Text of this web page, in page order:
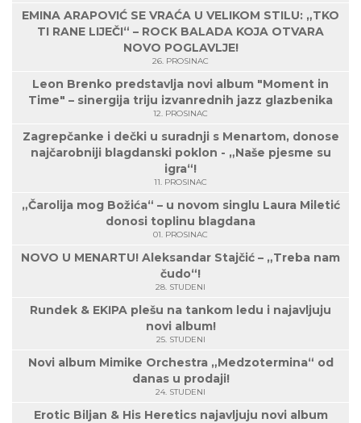
EMINA ARAPOVIĆ SE VRAĆA U VELIKOM STILU: „TKO
TI RANE LIJEČI“ – ROCK BALADA KOJA OTVARA
NOVO POGLAVLJE!
26. PROSINAC
Leon Brenko predstavlja novi album "Moment in
Time" – sinergija triju izvanrednih jazz glazbenika
12. PROSINAC
Zagrepčanke i dečki u suradnji s Menartom, donose
najčarobniji blagdanski poklon - „Naše pjesme su
igra“!
11. PROSINAC
„Čarolija mog Božića“ – u novom singlu Laura Miletić
donosi toplinu blagdana
01. PROSINAC
NOVO U MENARTU! Aleksandar Stajčić – „Treba nam
čudo“!
28. STUDENI
Rundek & EKIPA plešu na tankom ledu i najavljuju
novi album!
25. STUDENI
Novi album Mimike Orchestra „Medzotermina“ od
danas u prodaji!
24. STUDENI
Erotic Biljan & His Heretics najavljuju novi album